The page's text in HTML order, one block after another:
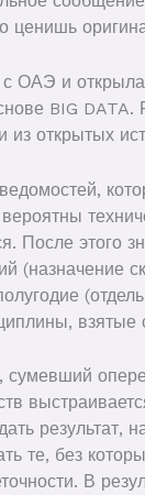
ценишь
с ОАЭ и
BIG DATA.
открытых
После этого
(назначение
результат,
те, без
В